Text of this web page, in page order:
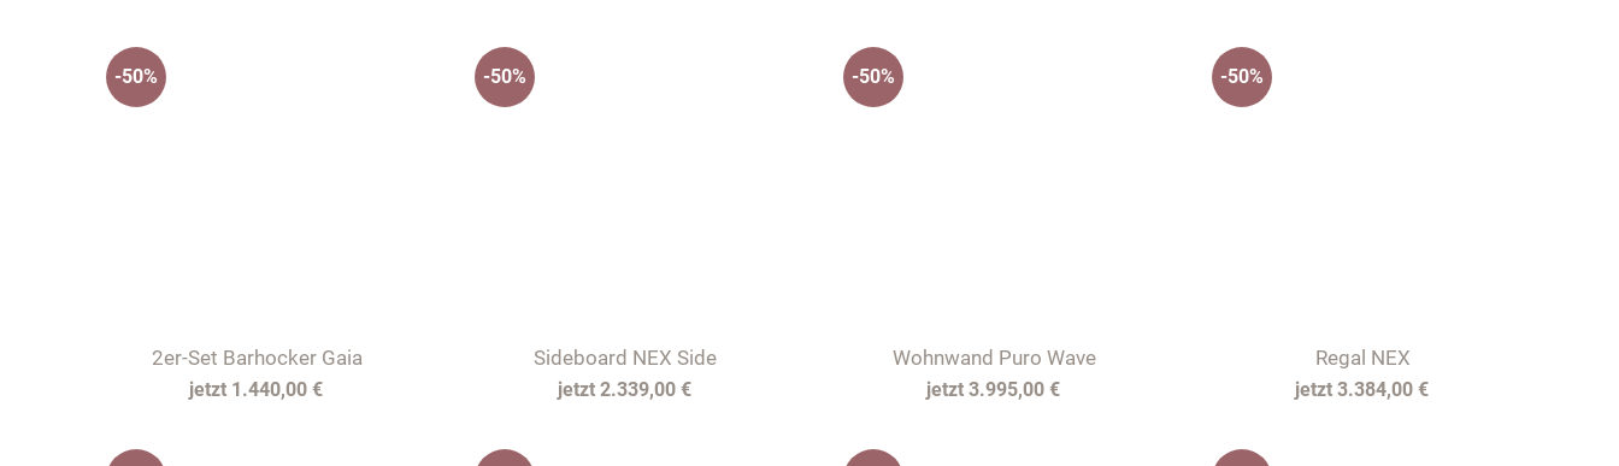
2er-Set Barhocker Gaia
1.440,00 €
-50%
Sideboard NEX Side
2.339,00 €
-50%
Wohnwand Puro Wave
3.995,00 €
-50%
Regal NEX
3.384,00 €
-50%